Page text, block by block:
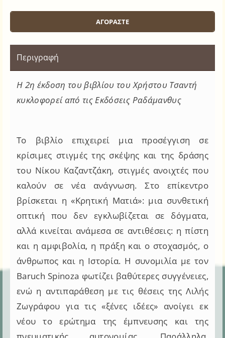
Περιγραφή
Η 2η έκδοση του βιβλίου του Χρήστου Τσαντή
κυκλοφορεί από τις Εκδόσεις Ραδάμανθυς
Το βιβλίο επιχειρεί μια προσέγγιση σε
κρίσιμες στιγμές της σκέψης και της δράσης
του Νίκου Καζαντζάκη, στιγμές ανοιχτές που
καλούν σε νέα ανάγνωση. Στο επίκεντρο
βρίσκεται η «Κρητική Ματιά»: μια συνθετική
οπτική που δεν εγκλωβίζεται σε δόγματα,
αλλά κινείται ανάμεσα σε αντιθέσεις: η πίστη
και η αμφιβολία, η πράξη και ο στοχασμός, ο
άνθρωπος και η Ιστορία. Η συνομιλία με τον
Baruch Spinoza φωτίζει βαθύτερες συγγένειες,
ενώ η αντιπαράθεση με τις θέσεις της Λιλής
Ζωγράφου για τις «ξένες ιδέες» ανοίγει εκ
νέου το ερώτημα της έμπνευσης και της